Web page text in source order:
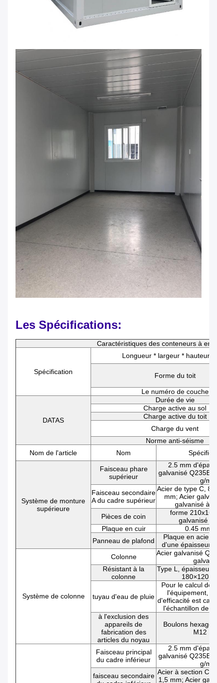
Les Spécifications:
Caractéristiques des conteneurs à
Spécification
Longueur * largeur * hauteur
Forme du toit
Le numéro de couche
DATAS
Durée de vie
Charge active au sol
Charge active du toit
Charge du vent
Norme anti-séisme
Nom de l'article
Nom
Système de monture
supérieure
Faisceau phare
supérieur
2.5 mm
galvanisé Q235B,
g/m2
Faisceau secondaire
A du cadre supérieur
Acier de type C,
mm; Acier
galvanisé à
Pièces de coin
forme
galvanisé
Plaque en cuir
0.45 mm
Panneau de plafond
Plaque en acier
d'une épaisseur
Système de colonne
Colonne
Acier galvanisé
Résistant à la
colonne
Type L, épaisseur
tuyau d'eau de pluie
Pour le calcul de
l'équipement,
d'efficacité est
l'échantillon de
à l'exclusion des
appareils de
fabrication des
articles du noyau
Boulons
M12 ×
Faisceau principal
du cadre inférieur
2.5 mm
galvanisé Q235B,
g/m2
faisceau secondaire Acier à section C
1,5 mm; Acier